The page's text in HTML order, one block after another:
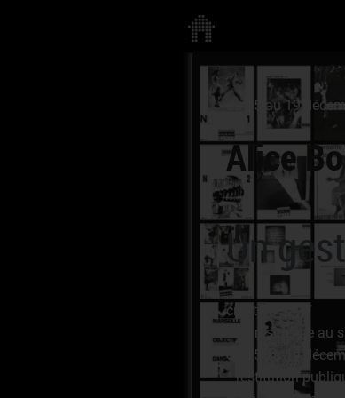
du 15 au 19
Alice
Un
création 2027
* en résidence
du 15 au 19
* restitution